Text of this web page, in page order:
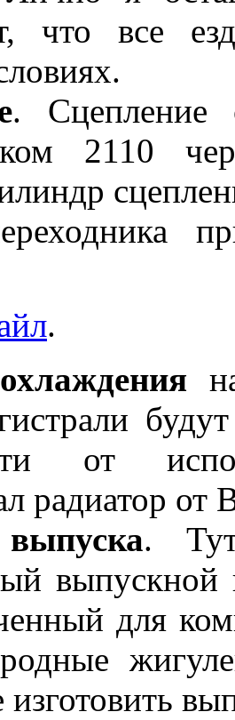
что все
. Сцепление
2110
.
от
радиатор от
.
выпускной
для